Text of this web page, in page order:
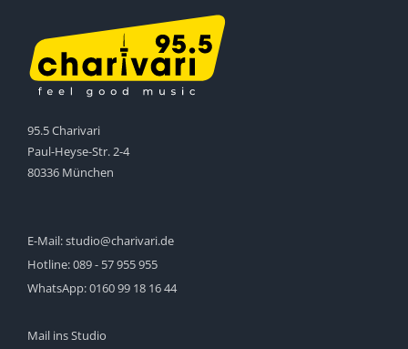
95.5 Charivari
Paul-Heyse-Str. 2-4
80336 München
E-Mail:studio@charivari.de
Hotline:089 - 57 955 955
WhatsApp:0160 99 18 16 44
Mail ins Studio